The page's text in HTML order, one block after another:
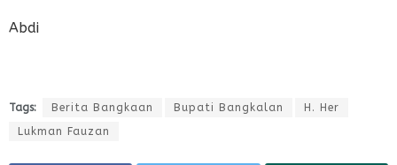
Abdi
Tags: Berita Bangkaan Bupati Bangkalan
H. Her
Lukman Fauzan